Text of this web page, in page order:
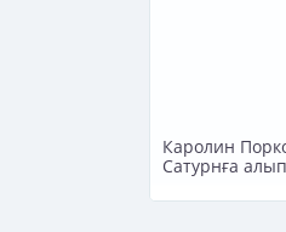
Каролин Порко
Сатурнға